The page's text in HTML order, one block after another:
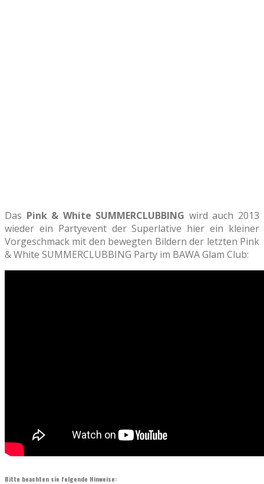
Das Pink & White SUMMERCLUBBING wird auch 2013
wieder ein Partyevent der Superlative hier ein kleiner
Vorgeschmack mit den bewegten Bildern der letzten Pink
& White SUMMERCLUBBING Party im BAWA Glam Club:
Bitte beachten sie folgende Hinweise: